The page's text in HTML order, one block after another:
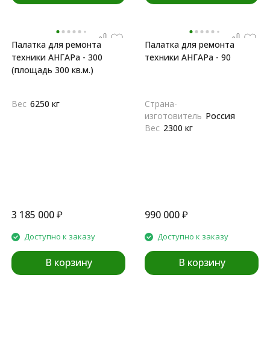
Палатка для ремонта
техники АНГАРа - 300
(площадь 300 кв.м.)
Вес 6250 кг
3 185 000₽
Доступно к заказу
В корзину
Палатка для ремонта
техники АНГАРа - 90
Страна-
изготовитель Россия
Вес 2300 кг
990 000₽
Доступно к заказу
В корзину